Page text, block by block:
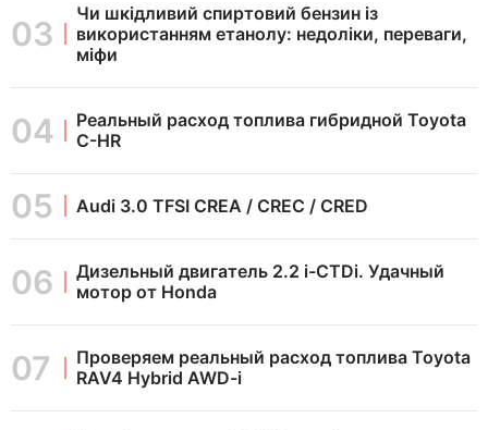
Чи шкідливий спиртовий бензин із
використанням етанолу: недоліки, переваги,
міфи
Реальный расход топлива гибридной Toyota
C-HR
Audi 3.0 TFSI CREA / CREC / CRED
Дизельный двигатель 2.2 i-CTDi. Удачный
мотор от Honda
Проверяем реальный расход топлива Toyota
RAV4 Hybrid AWD-i